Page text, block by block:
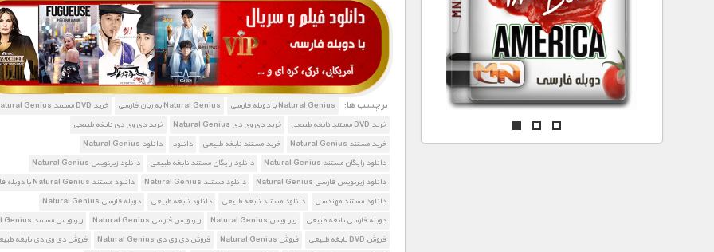
1900 تومان – خريد لينک دانلود (افزودن به سبد خريد)
برچسب ها: Natural Genius با دوبله فارسی Natural Genius به زبان فارسی
خرید DVD مستند Natural Genius
خرید DVD مستند نابغه طبیعی
خرید دی وی دی Natural Genius
خرید دی وی دی نابغه طبیعی
خرید مستند Natural Genius
خرید مستند نابغه طبیعی دانلود
دانلود Natural Genius
دانلود رایگان مستند Natural Genius
دانلود رایگان مستند نابغه طبیعی
دانلود زیرنویس Natural Genius
دانلود زیرنویس فارسی Natural Genius
دانلود مستند Natural Genius
دانلود مستند Natural Genius با دوبله فارسی
دانلود مستند مهندسی
دانلود مستند نابغه طبیعی دانلود نابغه طبیعی
دوبله فارسی Natural Genius
دوبله فارسی نابغه طبیعی
زیرنویس Natural Genius زیرنویس فارسی Natural Genius
زیرنویس مستند Natural Genius
فروش DVD نابغه طبیعی
فروش Natural Genius فروش دی وی دی Natural Genius
فروش دی وی دی نابغه